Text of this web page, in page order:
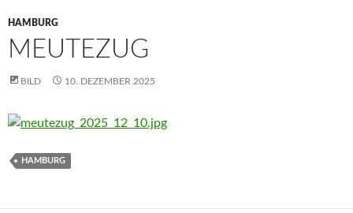
HAMBURG
MEUTEZUG
BILD 10. DEZEMBER 2025
HAMBURG